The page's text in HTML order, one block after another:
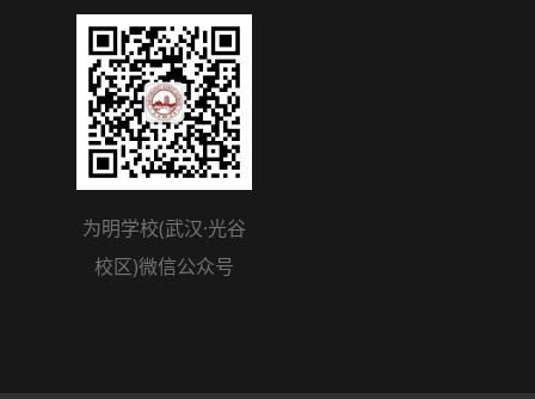
为明学校(武汉·光谷
校区)微信公众号